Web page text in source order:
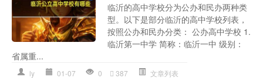
临沂的高中学校分为公办和民办两种类
型。以下是部分临沂的高中学校列表，
按照公办和民办分类： 公办高中学校 1.
临沂第一中学 简称：临沂一中 级别：
省属重...
ly 01-07 0 387 文章列表